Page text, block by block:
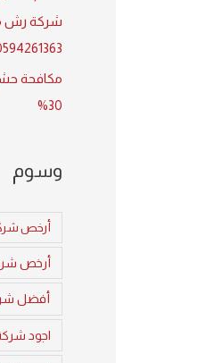
شركة رش
30%
وسوم
أرخص
أرخص
أفضل
اجود